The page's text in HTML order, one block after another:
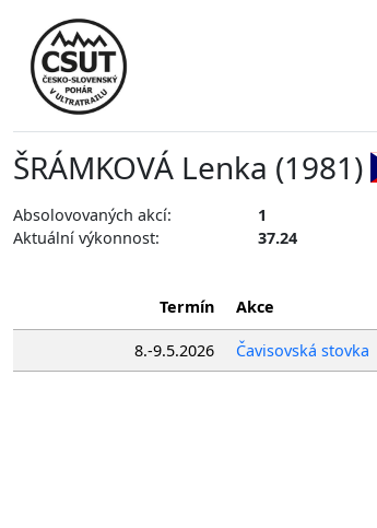
ŠRÁMKOVÁ Lenka (1981)
Absolovovaných akcí: 1
Aktuální výkonnost:
37.24
Termín Akce
8.-9.5.2026 Čavisovská stovka